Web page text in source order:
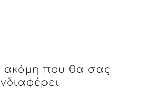
ακόμη που θα σας